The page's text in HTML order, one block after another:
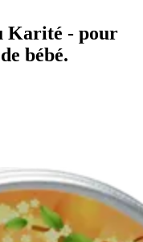
Karité - pour
bébé.